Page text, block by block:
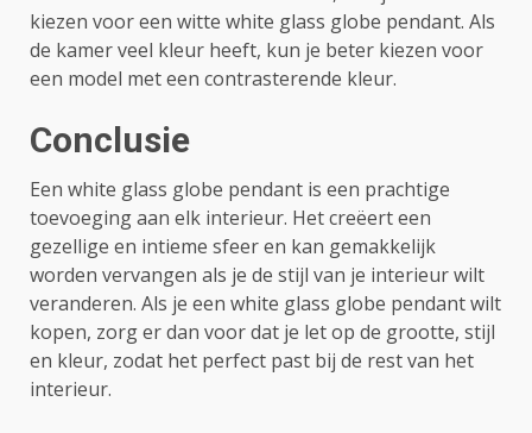
kiezen voor een witte white glass globe pendant. Als
de kamer veel kleur heeft, kun je beter kiezen voor
een model met een contrasterende kleur.
Conclusie
Een white glass globe pendant is een prachtige
toevoeging aan elk interieur. Het creëert een
gezellige en intieme sfeer en kan gemakkelijk
worden vervangen als je de stijl van je interieur wilt
veranderen. Als je een white glass globe pendant wilt
kopen, zorg er dan voor dat je let op de grootte, stijl
en kleur, zodat het perfect past bij de rest van het
interieur.